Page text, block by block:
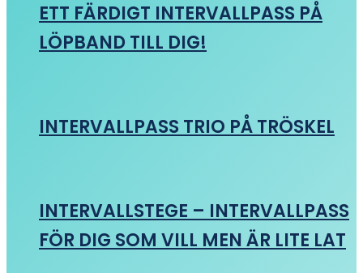
ETT FÄRDIGT INTERVALLPASS PÅ
LÖPBAND TILL DIG!
INTERVALLPASS TRIO PÅ TRÖSKEL
INTERVALLSTEGE – INTERVALLPASS
FÖR DIG SOM VILL MEN ÄR LITE LAT